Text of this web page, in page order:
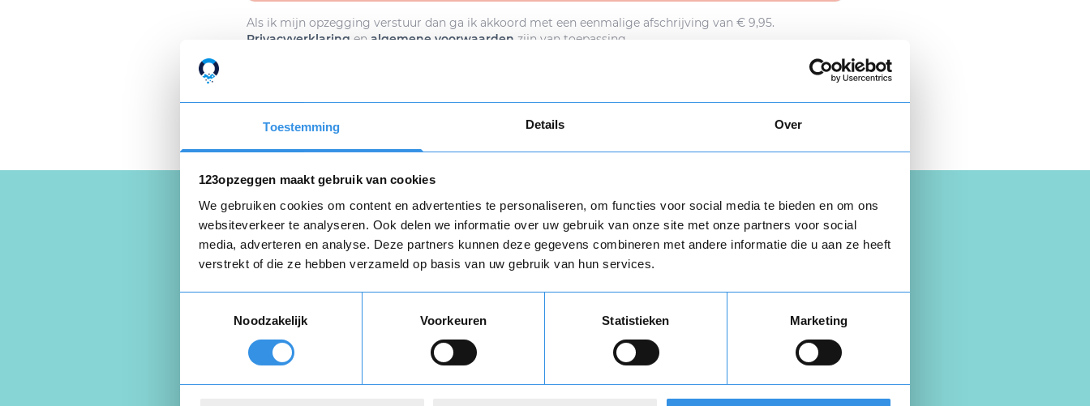
Toestemming Details Over
123opzeggen maakt gebruik van cookies
We gebruiken cookies om content en advertenties te personaliseren, om functies voor social media te bieden en om ons
websiteverkeer te analyseren. Ook delen we informatie over uw gebruik van onze site met onze partners voor social
media, adverteren en analyse. Deze partners kunnen deze gegevens combineren met andere informatie die u aan ze heeft
verstrekt of die ze hebben verzameld op basis van uw gebruik van hun services.
Noodzakelijk
Voorkeuren Statistieken Marketing
Als ik mijn opzegging verstuur dan ga ik akkoord met een eenmalige afschrijving van € 9,95.
Privacyverklaring en algemene voorwaarden zijn van toepassing.
opzegbrief
Schrijf een review over Energievoordeel Nederland
Beoordeel je ervaring *